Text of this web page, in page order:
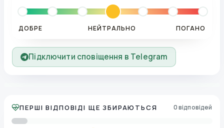
ДОБРЕ НЕЙТРАЛЬНО ПОГАНО
Підключити сповіщення в Telegram
ПЕРШІ ВІДПОВІДІ ЩЕ ЗБИРАЮТЬСЯ 0 відповідей